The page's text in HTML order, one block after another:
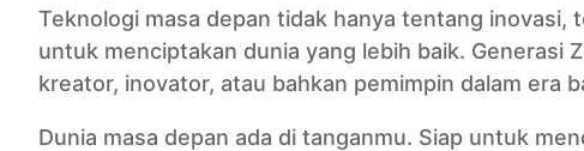
Teknologi masa depan tidak hanya tentang
untuk menciptakan dunia yang lebih baik. Generasi
kreator, inovator, atau bahkan pemimpin dalam era
Dunia masa depan ada di tanganmu. Siap untuk